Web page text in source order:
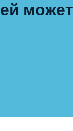
может